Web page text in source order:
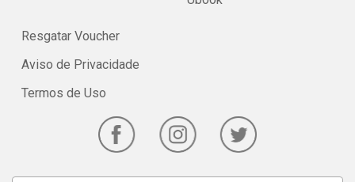
Resgatar Voucher
Aviso de Privacidade
Termos de Uso